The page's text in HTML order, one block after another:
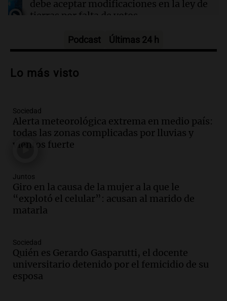
debe aceptar modificaciones en la ley de
tierras por falta de votos
Audio.Santa Cruz restituye salarios
fechas clave de 2023
Audio.
Argentina: lluvias, tormentas y ráfagas
de viento fuertes en varias provincias
Noticias
Audio.
"Tocar en Liverpool es como tocar el
cielo con las manos"
Ahora país
música: Paloma y su violín en Cadena 3
emocionan a todos
Noticias
Episodios
Podcast Últimas 24 h
Lo más visto
Sociedad
Alerta meteorológica extrema en medio país:
todas las zonas complicadas por lluvias y
vientos fuerte
Juntos
Giro en la causa de la mujer a la que le
“explotó el celular”: acusan al marido de
matarla
Sociedad
Quién es Gerardo Gasparutti, el docente
universitario detenido por el femicidio de su
esposa